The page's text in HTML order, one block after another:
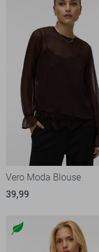
Vero Moda Blouse
39,99